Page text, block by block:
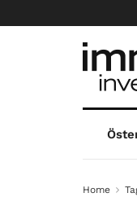
Home